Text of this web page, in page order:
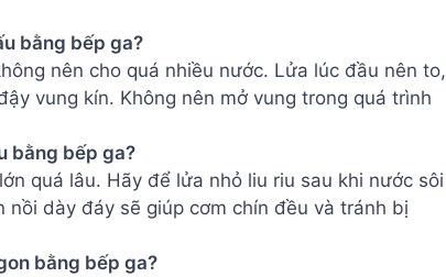
bằng bếp ga?
nên cho quá nhiều nước. Lửa lúc đầu nên to,
vung kín. Không nên mở vung trong quá trình
bằng bếp ga?
quá lâu. Hãy để lửa nhỏ liu riu sau khi nước sôi
dày đáy sẽ giúp cơm chín đều và tránh bị
bằng bếp ga?